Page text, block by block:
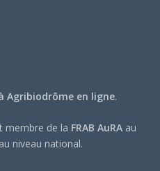
Agribiodrôme en ligne.
membre de la FRAB AuRA au
au niveau national.